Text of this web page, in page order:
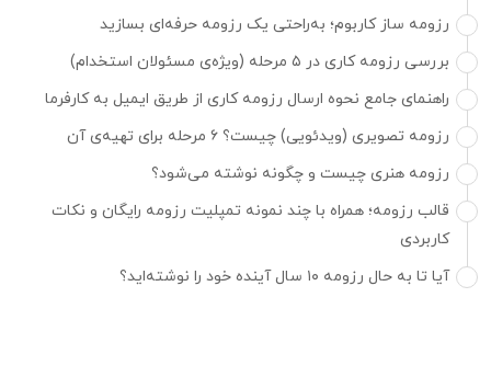
رزومه ساز کاربوم؛ به‌راحتی یک رزومه حرفه‌ای بسازید
بررسی رزومه کاری در ۵ مرحله (ویژه‌ی مسئولان استخدام)
راهنمای جامع نحوه ارسال رزومه کاری از طریق ایمیل به کارفرما
رزومه تصویری (ویدئویی) چیست؟ ۶ مرحله برای تهیه‌ی آن
رزومه هنری چیست و چگونه نوشته می‌شود؟
قالب رزومه؛ همراه با چند نمونه تمپلیت رزومه رایگان و نکات
کاربردی
آیا تا به حال رزومه ۱۰ سال آینده خود را نوشته‌اید؟